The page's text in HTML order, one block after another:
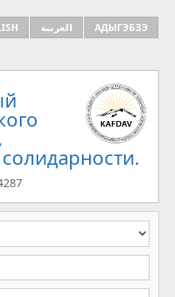
العربية
АДЫГЭБЗЭ